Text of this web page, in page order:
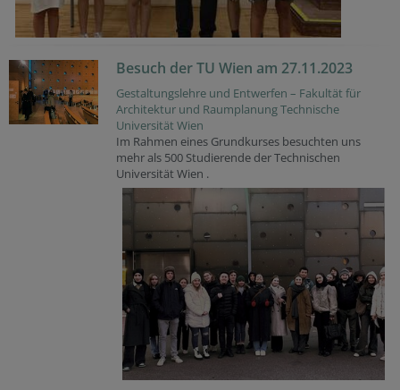
Besuch der TU Wien am 27.11.2023
Gestaltungslehre und Entwerfen – Fakultät für
Architektur und Raumplanung Technische
Universität Wien
Im Rahmen eines Grundkurses besuchten uns
mehr als 500 Studierende der Technischen
Universität Wien .